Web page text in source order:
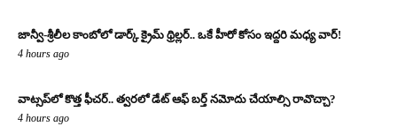
జాన్వీ-శ్రీలీల కాంబోలో డార్క్ క్రైమ్ థ్రిల్లర్.. ఒకే హీరో కోసం ఇద్దరి మధ్య వార్!
4 hours ago
వాట్సప్‌లో కొత్త ఫీచర్.. త్వరలో డేట్ ఆఫ్ బర్త్ నమోదు చేయాల్సి రావొచ్చా?
4 hours ago